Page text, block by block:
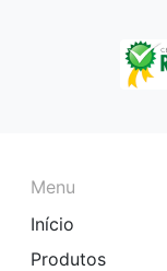
Menu
Início
Produtos